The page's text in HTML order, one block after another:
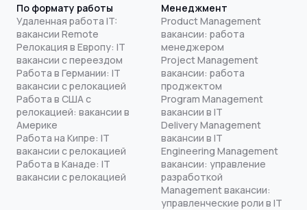
По формату работы
Удаленная работа IT:
вакансии Remote
Релокация в Европу: IT
вакансии с переездом
Работа в Германии: IT
вакансии с релокацией
Работа в США с
релокацией: вакансии в
Америке
Работа на Кипре: IT
вакансии с релокацией
Работа в Канаде: IT
вакансии с релокацией
Менеджмент
Product Management
вакансии: работа
менеджером
Project Management
вакансии: работа
проджектом
Program Management
вакансии в IT
Delivery Management
вакансии в IT
Engineering Management
вакансии: управление
разработкой
Management вакансии:
управленческие роли в IT